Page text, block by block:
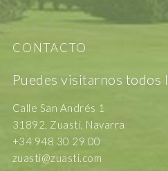
CONTACTO
Puedes visitarnos todos
Calle San Andrés 1
31892, Zuasti, Navarra
+34 948 30 29 00
zuasti@zuasti.com